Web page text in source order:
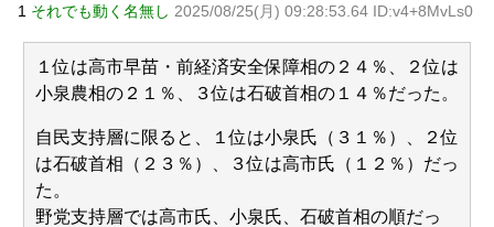
会社「君、転勤ね」→ 男性社員「それなら妻のほうが稼ぎ
いいんで辞めます」⇒ 結果・・・ NEW!
【物議】55歳大久保佳代子の性欲告白にガル民総ツッコミ
→更年期本音大合唱にｗｗｗ NEW!
【驚愕】GLAYのTERU”55歳激変”にガル民総ツッコミ→鼻
科学論争に発展ｗｗｗ
NEW!
元AKB社長、22億円申告漏れ 乃木坂46運営会社の株式を
パチンコ京楽産業に譲渡【ノース・リバー】【窪田康志】
元AKB社長、22億円申告漏れ 乃木坂46運営会社の株式を
パチンコ京楽産業に譲渡【ノース・リバー】【窪田康志】
1 それでも動く名無し 2025/08/25(月) 09:28:53.64 ID:v4+8MvLs0
１位は高市早苗・前経済安全保障相の２４％、２位は
小泉農相の２１％、３位は石破首相の１４％だった。
自民支持層に限ると、１位は小泉氏（３１％）、２位
は石破首相（２３％）、３位は高市氏（１２％）だっ
た。
野党支持層では高市氏、小泉氏、石破首相の順だっ